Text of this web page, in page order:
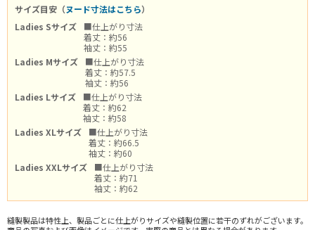
サイズ目安（ヌード寸法はこちら）
Ladies Sサイズ
■仕上がり寸法
着丈：約56
袖丈：約55
Ladies Mサイズ
■仕上がり寸法
着丈：約57.5
袖丈：約56
Ladies Lサイズ
■仕上がり寸法
着丈：約62
袖丈：約58
Ladies XLサイズ
■仕上がり寸法
着丈：約66.5
袖丈：約60
Ladies XXLサイズ
■仕上がり寸法
着丈：約71
袖丈：約62
縫製製品は特性上、製品ごとに仕上がりサイズや縫製位置に若干のずれがございます。